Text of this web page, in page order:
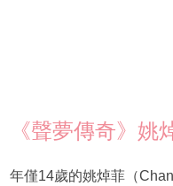
《聲夢傳奇》姚
年僅14歲的姚焯菲（